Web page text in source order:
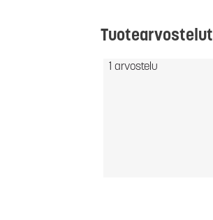
Tuotearvostelut
1 arvostelu